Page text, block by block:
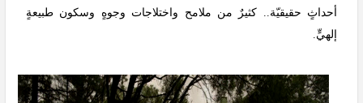
أحداثٍ حقيقيّة.. كثيرٌ من ملامح واختلاجات وجوهٍ وسكون طبيعةٍ
إلهيٍّ.